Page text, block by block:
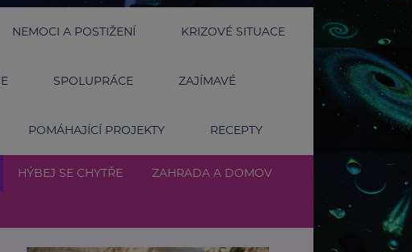
NEMOCI A POSTIŽENÍ KRIZOVÉ SITUACE
SPOLUPRÁCE ZAJÍMAVÉ
POMÁHAJÍCÍ PROJEKTY RECEPTY
HÝBEJ SE CHYTŘE ZAHRADA A DOMOV